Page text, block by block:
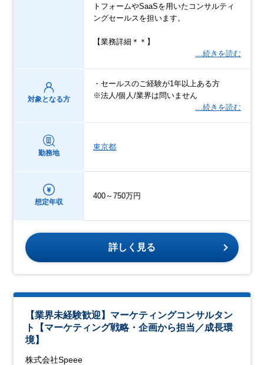
トフォームやSaaSを用いたコンサルティ
ングセールスを担います。
【業務詳細＊＊】
…続きを読む
対象となる方
・セールスのご経験が1年以上ある方
※法人/個人/業界は問いません
…続きを読む
勤務地
東京都
想定年収
400～750万円
詳しく見る
【業界未経験歓迎】マーケティングコンサルタン
ト【マーケティング戦略・企画から担当／成長環
境】
株式会社Speee